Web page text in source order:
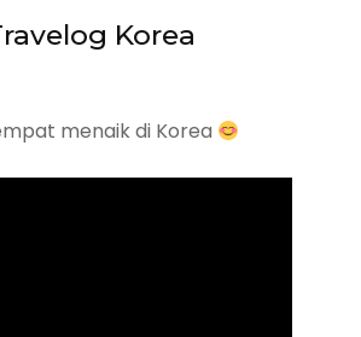
Korea
menaik di Korea